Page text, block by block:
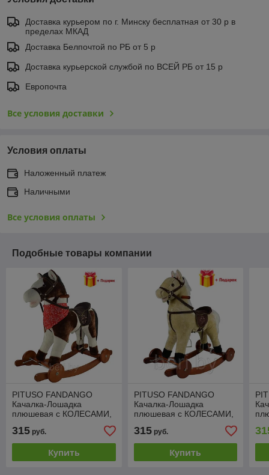
Доставка курьером по г. Минску бесплатная от 30 р в
пределах МКАД
Доставка Белпочтой по РБ от 5 р
Доставка курьерской службой по ВСЕЙ РБ от 15 р
Европочта
Все условия доставки
Условия оплаты
Наложенный платеж
Наличными
Все условия оплаты
Подобные товары компании
PITUSO FANDANGO
Качалка-Лошадка
плюшевая с КОЛЕСАМИ,
GS2030W, музыкальная,
Белая с бежевыми
пятнам, 74*30*64см
315 руб.
Купить
PITUSO FANDANGO
Качалка-Лошадка
плюшевая с КОЛЕСАМИ,
GS2022W, музыкальная,
бежевый, 74*30*64см
315руб.
Купить